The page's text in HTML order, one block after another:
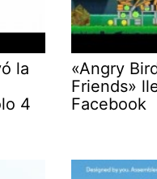
la
4
«Angry
Friends»
Facebook